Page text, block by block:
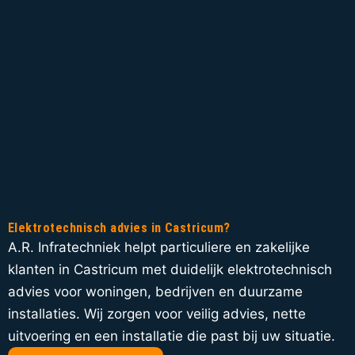
Elektrotechnisch advies in Castricum?
A.R. Infratechniek helpt particuliere en zakelijke
klanten in Castricum met duidelijk elektrotechnisch
advies voor woningen, bedrijven en duurzame
installaties. Wij zorgen voor veilig advies, nette
uitvoering en een installatie die past bij uw situatie.